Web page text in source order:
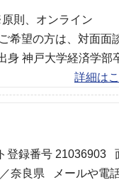
則、オンライン
希望の方は、対面面
身 神戸大学経済学部
詳細は
登録番号 21036903
奈良県 メールや電